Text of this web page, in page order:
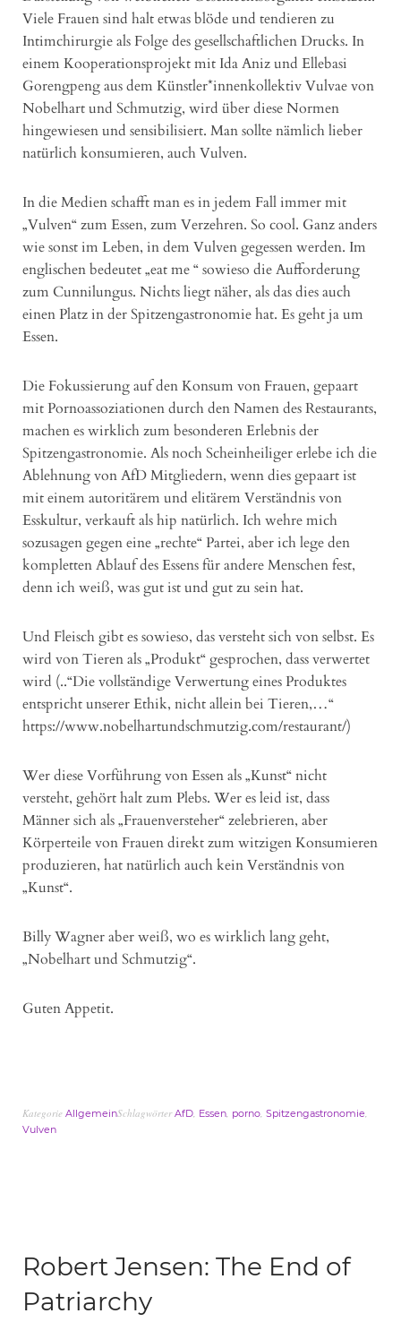
Viele Frauen sind halt etwas blöde und tendieren zu
Intimchirurgie als Folge des gesellschaftlichen Drucks. In
einem Kooperationsprojekt mit Ida Aniz und Ellebasi
Gorengpeng aus dem Künstler*innenkollektiv Vulvae von
Nobelhart und Schmutzig, wird über diese Normen
hingewiesen und sensibilisiert. Man sollte nämlich lieber
natürlich konsumieren, auch Vulven.
In die Medien schafft man es in jedem Fall immer mit
„Vulven“ zum Essen, zum Verzehren. So cool. Ganz anders
wie sonst im Leben, in dem Vulven gegessen werden. Im
englischen bedeutet „eat me “ sowieso die Aufforderung
zum Cunnilungus. Nichts liegt näher, als das dies auch
einen Platz in der Spitzengastronomie hat. Es geht ja um
Essen.
Die Fokussierung auf den Konsum von Frauen, gepaart
mit Pornoassoziationen durch den Namen des Restaurants,
machen es wirklich zum besonderen Erlebnis der
Spitzengastronomie. Als noch Scheinheiliger erlebe ich die
Ablehnung von AfD Mitgliedern, wenn dies gepaart ist
mit einem autoritärem und elitärem Verständnis von
Esskultur, verkauft als hip natürlich. Ich wehre mich
sozusagen gegen eine „rechte“ Partei, aber ich lege den
kompletten Ablauf des Essens für andere Menschen fest,
denn ich weiß, was gut ist und gut zu sein hat.
Und Fleisch gibt es sowieso, das versteht sich von selbst. Es
wird von Tieren als „Produkt“ gesprochen, dass verwertet
wird (..“Die vollständige Verwertung eines Produktes
entspricht unserer Ethik, nicht allein bei Tieren,…“
https://www.nobelhartundschmutzig.com/restaurant/)
Wer diese Vorführung von Essen als „Kunst“ nicht
versteht, gehört halt zum Plebs. Wer es leid ist, dass
Männer sich als „Frauenversteher“ zelebrieren, aber
Körperteile von Frauen direkt zum witzigen Konsumieren
produzieren, hat natürlich auch kein Verständnis von
„Kunst“.
Billy Wagner aber weiß, wo es wirklich lang geht,
„Nobelhart und Schmutzig“.
Guten Appetit.
Kategorie AllgemeinSchlagwörterAfD, Essen, porno, Spitzengastronomie,
Vulven
Robert Jensen: The End of
Patriarchy